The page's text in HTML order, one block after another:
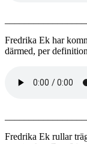
Fredrika Ek har
därmed, per
Fredrika Ek rullar